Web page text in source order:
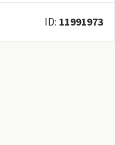
Subwoofer
ID: 11991973